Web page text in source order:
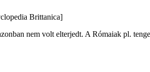
Brittanica]
nem volt elterjedt. A Rómaiak pl.